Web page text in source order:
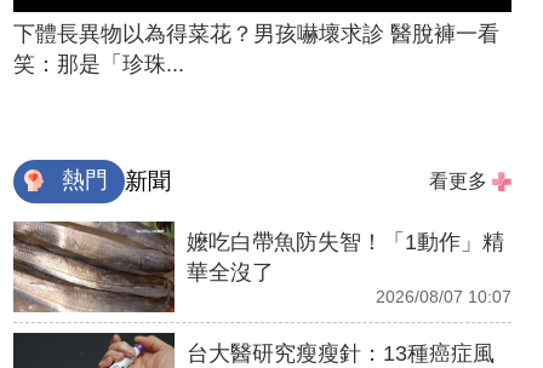
下體長異物以為得菜花？男孩嚇壞求診 醫脫褲一看
笑：那是「珍珠...
熱門 新聞 看更多
嬤吃白帶魚防失智！「1動作」精
華全沒了
2026/08/07 10:07
台大醫研究瘦瘦針：13種癌症風